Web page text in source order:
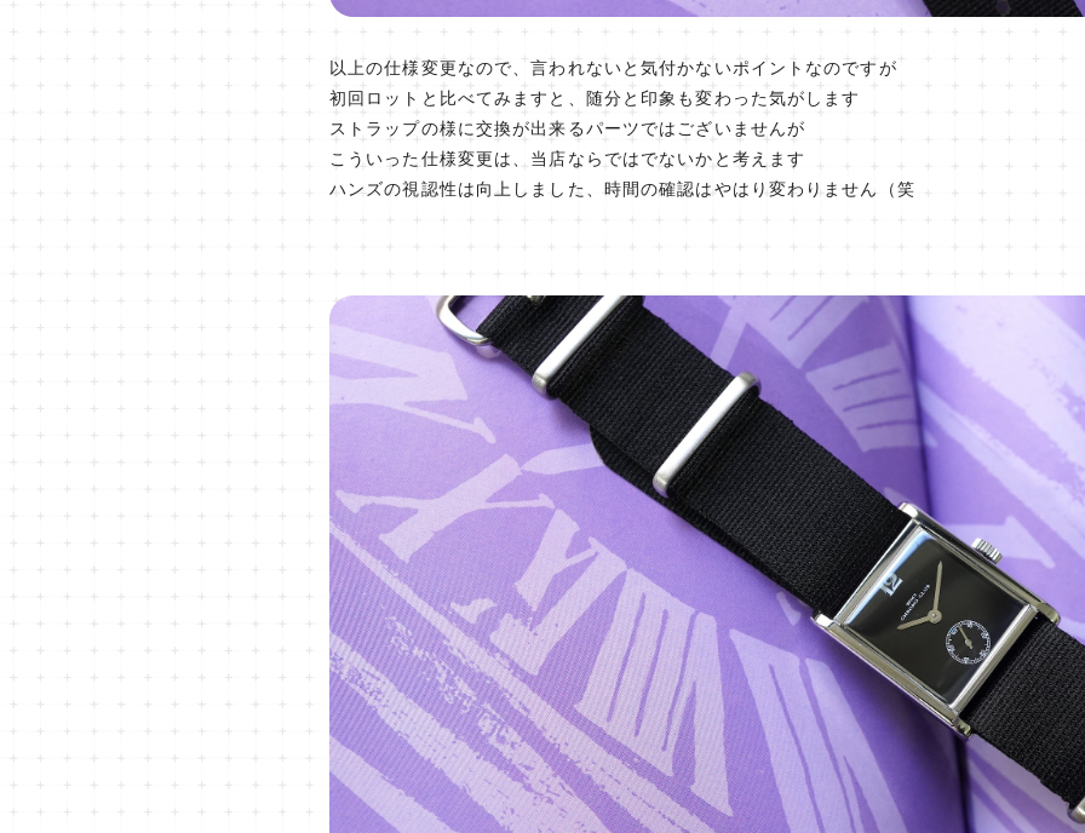
以上の仕様変更なので、言われないと気付かないポイントなのですが
初回ロットと比べてみますと、随分と印象も変わった気がします
ストラップの様に交換が出来るパーツではございませんが
こういった仕様変更は、当店ならではでないかと考えます
ハンズの視認性は向上しました、時間の確認はやはり変わりません（笑